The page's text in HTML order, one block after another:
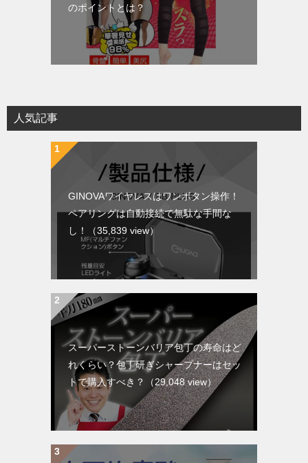
のポイントとは？
人気記事
GINOVAワイヤレスはワンボタン操作！
ペアリングは自動接続で無駄な手間な
し！
（35,839 view）
スーパーストーンバリア包丁の寿命はど
れくらい？包丁研ぎシャープナーはセッ
トで購入すべき？
（29,048 view）